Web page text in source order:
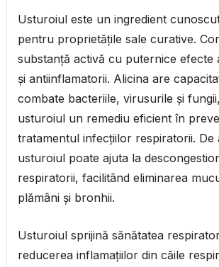
Usturoiul este un ingredient
pentru proprietățile sale curative.
substanță activă cu puternice efecte
și antiinflamatorii. Alicina are
combate bacteriile, virusurile și
usturoiul un remediu eficient în
tratamentul infecțiilor respiratorii. De
usturoiul poate ajuta la
respiratorii, facilitând eliminarea
plămâni și bronhii.
Usturoiul sprijină sănătatea
reducerea inflamațiilor din căile